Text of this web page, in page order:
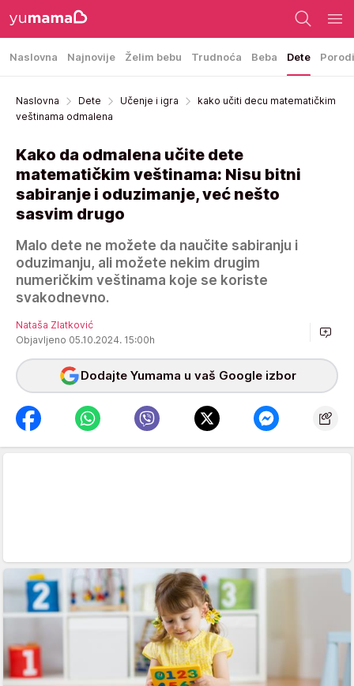
Naslovna Najnovije Želim bebu Trudnoća Beba Dete
Naslovna Dete Učenje i igra
kako učiti decu matematičkim
veštinama odmalena
Kako da odmalena učite dete
matematičkim veštinama: Nisu bitni
sabiranje i oduzimanje, već nešto
sasvim drugo
Malo dete ne možete da naučite sabiranju i
oduzimanju, ali možete nekim drugim
numeričkim veštinama koje se koriste
svakodnevno.
Nataša Zlatković
Objavljeno 05.10.2024. 15:00h
Dodajte Yumama u vaš Google izbor